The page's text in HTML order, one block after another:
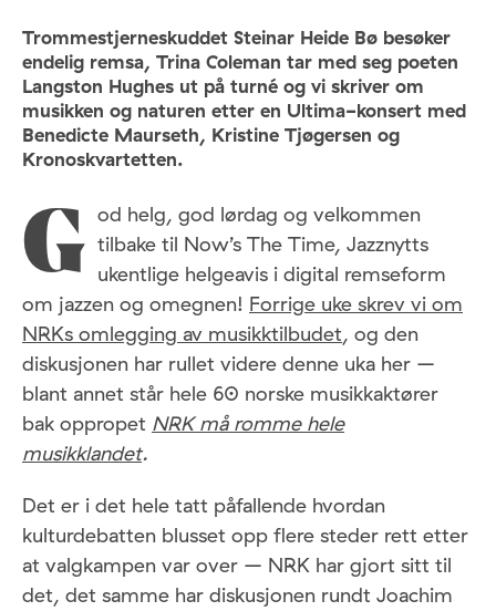
Trommestjerneskuddet Steinar Heide Bø besøker
endelig remsa, Trina Coleman tar med seg poeten
Langston Hughes ut på turné og vi skriver om
musikken og naturen etter en Ultima-konsert med
Benedicte Maurseth, Kristine Tjøgersen og
Kronoskvartetten.
G od helg, god lørdag og velkommen
tilbake til Now’s The Time, Jazznytts
ukentlige helgeavis i digital remseform
om jazzen og omegnen! Forrige uke skrev vi om
NRKs omlegging av musikktilbudet, og den
diskusjonen har rullet videre denne uka her –
blant annet står hele 60 norske musikkaktører
bak oppropet NRK må romme hele
musikklandet.
Det er i det hele tatt påfallende hvordan
kulturdebatten blusset opp flere steder rett etter
at valgkampen var over – NRK har gjort sitt til
det, det samme har diskusjonen rundt Joachim